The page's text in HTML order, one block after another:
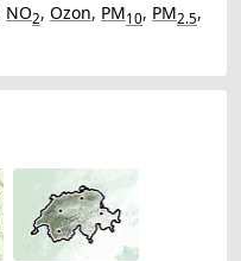
NO2, Ozon, PM10, PM2.5,